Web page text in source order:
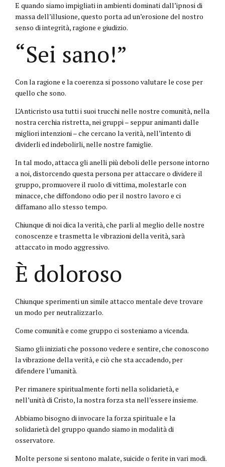
E quando siamo impigliati in ambienti dominati dall’ipnosi di
massa dell’illusione, questo porta ad un’erosione del nostro
senso di integrità, ragione e giudizio.
“Sei sano!”
Con la ragione e la coerenza si possono valutare le cose per
quello che sono.
L’Anticristo usa tutti i suoi trucchi nelle nostre comunità, nella
nostra cerchia ristretta, nei gruppi – seppur animanti dalle
migliori intenzioni – che cercano la verità, nell’intento di
dividerli ed indebolirli, nelle nostre famiglie.
In tal modo, attacca gli anelli più deboli delle persone intorno
a noi, distorcendo questa persona per attaccare o dividere il
gruppo, promuovere il ruolo di vittima, molestarle con
minacce, che diffondono odio per il nostro lavoro e ci
diffamano allo stesso tempo.
Chiunque di noi dica la verità, che parli al meglio delle nostre
conoscenze e trasmetta le vibrazioni della verità, sarà
attaccato in modo aggressivo.
È doloroso
Chiunque sperimenti un simile attacco mentale deve trovare
un modo per neutralizzarlo.
Come comunità e come gruppo ci sosteniamo a vicenda.
Siamo gli iniziati che possono vedere e sentire, che conoscono
la vibrazione della verità, e ciò che sta accadendo, per
difendere l’umanità.
Per rimanere spiritualmente forti nella solidarietà, e
nell’unità di Cristo, la nostra forza sta nell’essere insieme.
Abbiamo bisogno di invocare la forza spirituale e la
solidarietà del gruppo quando siamo in modalità di
osservatore.
Molte persone si sentono malate, suicide o ferite in vari modi.